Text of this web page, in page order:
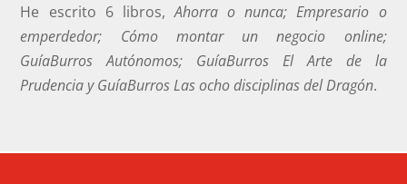
He escrito 6 libros,Ahorra o nunca; Empresario o
emperdedor; Cómo montar un negocio online;
GuíaBurros Autónomos; GuíaBurros El Arte de la
Prudencia y GuíaBurros Las ocho disciplinas del Dragón.